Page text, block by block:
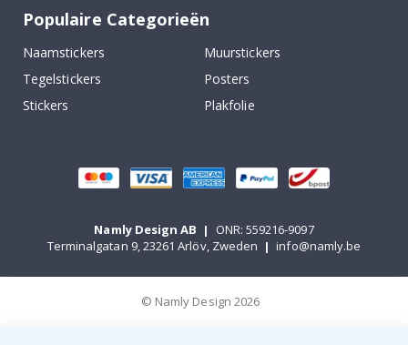
Populaire Categorieën
Naamstickers
Muurstickers
Tegelstickers
Posters
Stickers
Plakfolie
Namly Design AB |
ONR: 559216-9097
Terminalgatan 9, 23261 Arlöv, Zweden | info@namly.be
© Namly Design 2026